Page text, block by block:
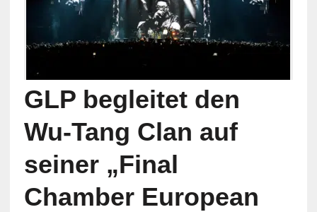
GLP begleitet den
Wu-Tang Clan auf
seiner „Final
Chamber European